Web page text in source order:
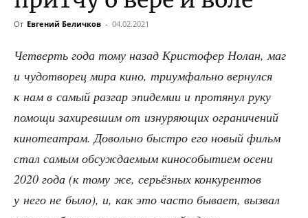
От Евгений Беличков - 04.02.2021
Чет­верть года тому назад Кри­сто­фер Нолан, маг
и чудо­тво­рец мира кино, три­ум­фаль­но вер­нул­ся
к нам в самый раз­гар эпи­де­мии и про­тя­нул руку
помо­щи захи­рев­шим от изну­ря­ю­щих огра­ни­че­ний
кино­те­ат­рам. Доволь­но быст­ро его новый фильм
стал самым обсуж­да­е­мым кино­со­бы­ти­ем осе­ни
2020 года (к тому же, серьёз­ных кон­ку­рен­тов
у него не было), и, как это часто быва­ет, вызвал